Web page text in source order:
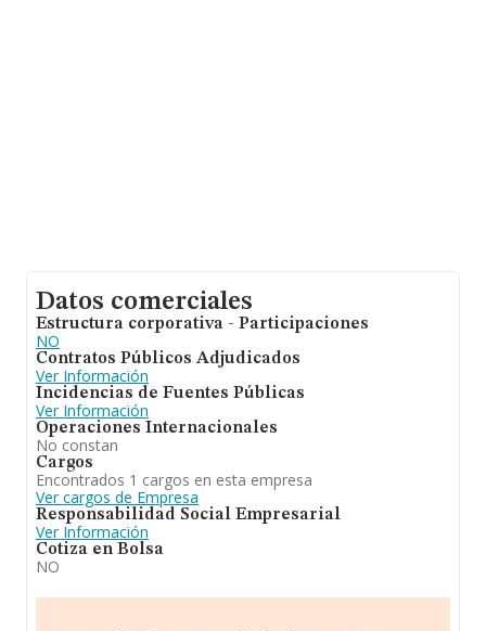
Datos comerciales
Estructura corporativa - Participaciones
NO
Contratos Públicos Adjudicados
Ver Información
Incidencias de Fuentes Públicas
Ver Información
Operaciones Internacionales
No constan
Cargos
Encontrados 1 cargos en esta empresa
Ver cargos de Empresa
Responsabilidad Social Empresarial
Ver Información
Cotiza en Bolsa
NO